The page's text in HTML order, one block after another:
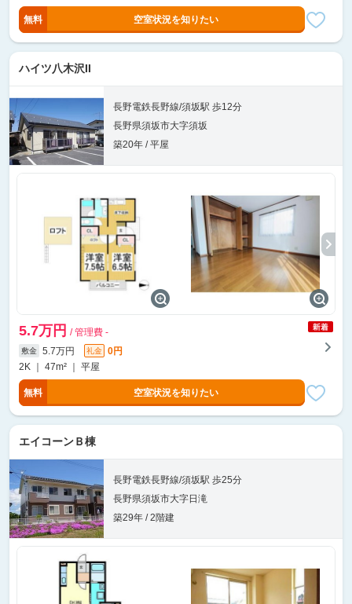
無料 空室状況を知りたい
ハイツ八木沢II
長野電鉄長野線/須坂駅 歩12分
長野県須坂市大字須坂
築20年 / 平屋
5.7万円 / 管理費 -
敷金 5.7万円 礼金
0円
2K ｜ 47m² ｜ 平屋
無料 空室状況を知りたい
エイコーンＢ棟
長野電鉄長野線/須坂駅 歩25分
長野県須坂市大字日滝
築29年 / 2階建